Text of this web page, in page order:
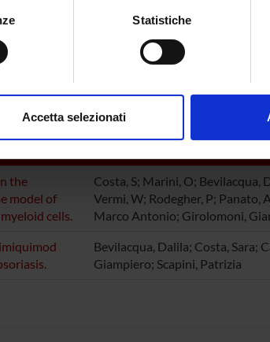
geografica, con un'approssimazione di
dalla Dichiarazione sui cookie.
Statistiche
Accetta selezionati
the
model of
cells.
Costa, S; Marini, O; Bevilacqua,
Vermi, W; Rodegher, P; Panato,
Marco Antonio; Girolomoni,
Bevilacqua, Dalila; Costa, Sara;
Giampiero; Scapini, Patrizia